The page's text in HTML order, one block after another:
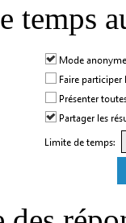
temps